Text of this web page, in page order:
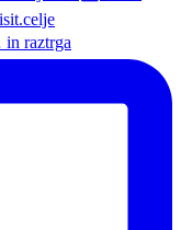
raztrga